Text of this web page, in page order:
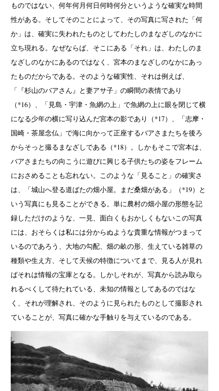
News Exhibition Members
Terms & Privacy Policy Bookstores Newsletter
ものではない、何年何月何日何時何分というような確実な時間
性がある。そしてそのことによって、その写真に写された「何
か」は、確実に失われたものとしてわたしのまなざしのなかに
立ち現れる。なぜならば、そこにある「それ」は、わたしのま
なざしのなかにあるのではなく、宮本のまなざしのなかにあっ
たものだからである。そのような確実性、それは例えば、
「『杉山のバアさん』と妻アサ子」の瞬間の表情であり
（*16）、「見島・宇津・魚網の上」で魚網の上に眼を閉じて横
になる少年の横に写り込んだ宮本の影であり（*17）、「志摩・
国崎・茶屋念仏」で海に向かって正座するバアさまたちを後ろ
からそっと撮るまなざしである（*18）。しかもそこで宮本は、
バアさまたちの向こうに遊びに興じる子供たちの姿をフレーム
におさめることも忘れない。このような「見ること」の確実さ
は、「城山へ登る道ばたの畑小屋。まだ桑畑がある」（*19）と
いう写真にも見ることができる。単に農村の畑小屋の形態を記
録しただけのような、一見、面白くもおかしくもないこの写真
には、おそらくは私には分からぬような貴重な情報がつまって
いるのであろう、大地の勾配、畑の畝の形、生えている雑草の
種類や生え方、そして天候の特徴についてまで、見る人が見れ
ばそれは情報の宝庫となる。しかしそれが、写真から読み取ら
れるべくして待たれている、未知の情報としてあるのではな
く、それが理解され、そのように見られたものとして撮影され
ていることが、写真に確かな手触りを与えているのである。